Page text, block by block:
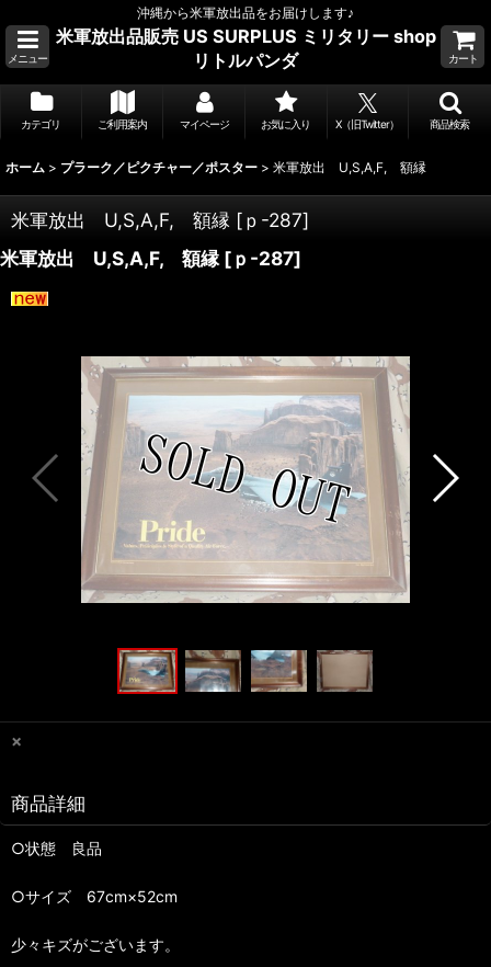
沖縄から米軍放出品をお届けします♪
メニュー
米軍放出品販売 US SURPLUS ミリタリー shop
リトルパンダ
カート
カテゴリ ご利用案内 マイページ お気に入り X（旧Twitter） 商品検索
ホーム > プラーク／ピクチャー／ポスター > 米軍放出 U,S,A,F, 額縁
米軍放出 U,S,A,F, 額縁 [ｐ-287]
米軍放出 U,S,A,F, 額縁 [ｐ-287]
×
商品詳細
○状態 良品
○サイズ 67cm×52cm
少々キズがございます。